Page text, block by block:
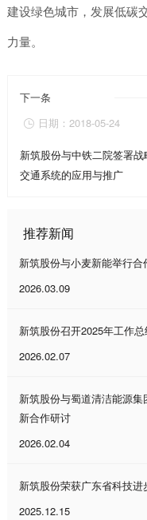
建设绿色城市，发展低碳
力量。
下一条
 日期：2018-05-24
新筑股份与中铁二院签署
交通系统的应用与推广
推荐新闻
新筑股份与小麦新能举行合
2026.03.09
新筑股份召开2025年工作
2026.02.07
新筑股份与蜀道清洁能源
新合作研讨
2026.02.04
新筑股份荣获广东省科技进
2025.12.15